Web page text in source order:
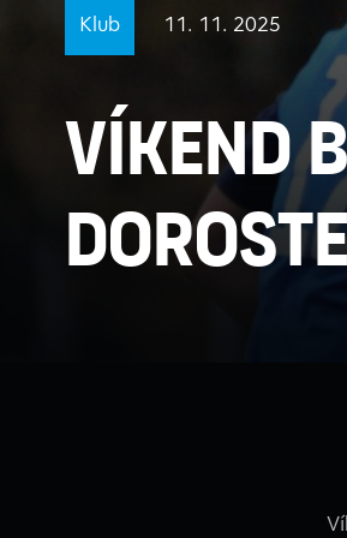
Klub 11. 11. 2025
Víkend